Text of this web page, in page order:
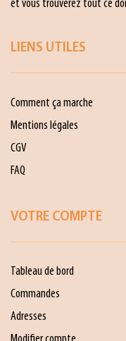
et vous trouverez tout ce
LIENS UTILES
Comment ça marche
Mentions légales
CGV
FAQ
VOTRE COMPTE
Tableau de bord
Commandes
Adresses